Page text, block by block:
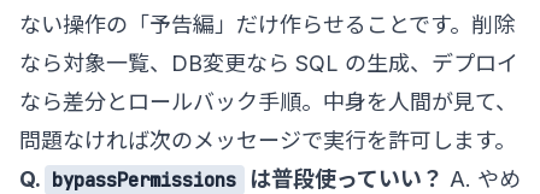
ない操作の「予告編」だけ作らせることです。削除
なら対象一覧、DB変更なら SQL の生成、デプロイ
なら差分とロールバック手順。中身を人間が見て、
問題なければ次のメッセージで実行を許可します。
Q. bypassPermissions は普段使っていい？ A. やめ